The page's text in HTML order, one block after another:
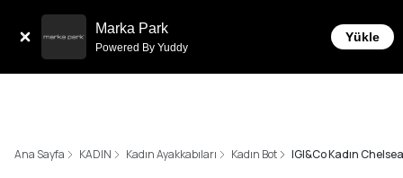
Marka Park
Powered By Yuddy
Yükle
Ana Sayfa KADIN Kadın Ayakkabıları Kadın Bot IGI&Co Kadın